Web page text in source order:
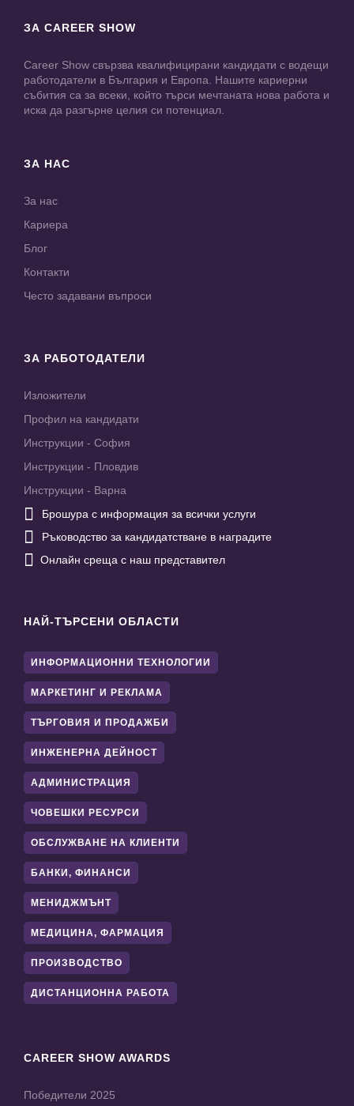
ЗА CAREER SHOW
Career Show свързва квалифицирани кандидати с водещи
работодатели в България и Европа. Нашите кариерни
събития са за всеки, който търси мечтаната нова работа и
иска да разгърне целия си потенциал.
ЗА НАС
За нас
Кариера
Блог
Контакти
Често задавани въпроси
ЗА РАБОТОДАТЕЛИ
Изложители
Профил на кандидати
Инструкции - София
Инструкции - Пловдив
Инструкции - Варна
 Брошура с информация за всички услуги
 Ръководство за кандидатстване в наградите
 Онлайн среща с наш представител
НАЙ-ТЪРСЕНИ ОБЛАСТИ
ИНФОРМАЦИОННИ ТЕХНОЛОГИИ
МАРКЕТИНГ И РЕКЛАМА
ТЪРГОВИЯ И ПРОДАЖБИ
ИНЖЕНЕРНА ДЕЙНОСТ
АДМИНИСТРАЦИЯ
ЧОВЕШКИ РЕСУРСИ
ОБСЛУЖВАНЕ НА КЛИЕНТИ
БАНКИ, ФИНАНСИ
МЕНИДЖМЪНТ
МЕДИЦИНА, ФАРМАЦИЯ
ПРОИЗВОДСТВО
ДИСТАНЦИОННА РАБОТА
CAREER SHOW AWARDS
Победители 2025